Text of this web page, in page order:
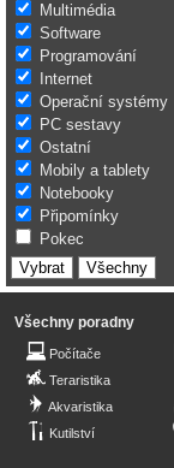
Multimédia
Software
Programování
Internet
Operační systémy
PC sestavy
Ostatní
Mobily a tablety
Notebooky
Připomínky
Pokec
Všechny poradny
Počítače
Teraristika
Akvaristika
Kutilství